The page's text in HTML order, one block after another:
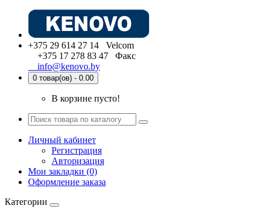
+375 29 614 27 14 Velcom
+375 17 278 83 47 Факс
info@kenovo.by
0 товар(ов) - 0.00
В корзине пусто!
Личный кабинет
Регистрация
Авторизация
Мои закладки (0)
Оформление заказа
Категории